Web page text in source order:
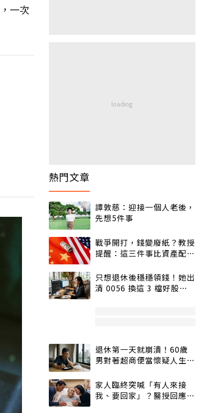
一次
熱門文章
譚敦慈：迎接一個人老後，
先想5件事
戰爭開打，錢變廢紙？教授
提醒：這三件事比資產配置
只想退休後穩穩領錢！她出
清 0056 換這 3 檔好股：
退休第一天就崩潰！60歲
男對著超商便當懷疑人生
家人臨終突喊「有人來接
我、要回家」？醫授回應方